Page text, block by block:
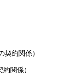
約関係）
関係）